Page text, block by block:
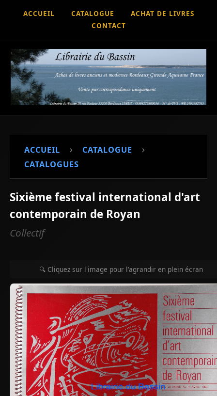
ACCUEIL CATALOGUE
ACHAT DE LIVRES
CONTACT
ACCUEIL › CATALOGUE ›
CATALOGUES
Sixième festival international d'art
contemporain de Royan
Collectif
🔍 Cliquez sur l'image pour l'agrandir en plein écran